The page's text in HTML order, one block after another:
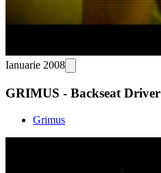
Ianuarie 2008
GRIMUS - Backseat Driver
Grimus